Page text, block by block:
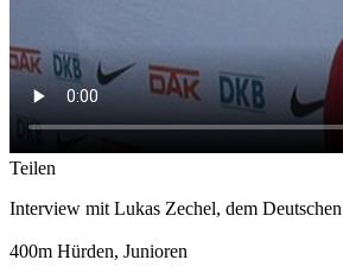
Teilen
Interview mit Lukas Zechel, dem
400m Hürden, Junioren